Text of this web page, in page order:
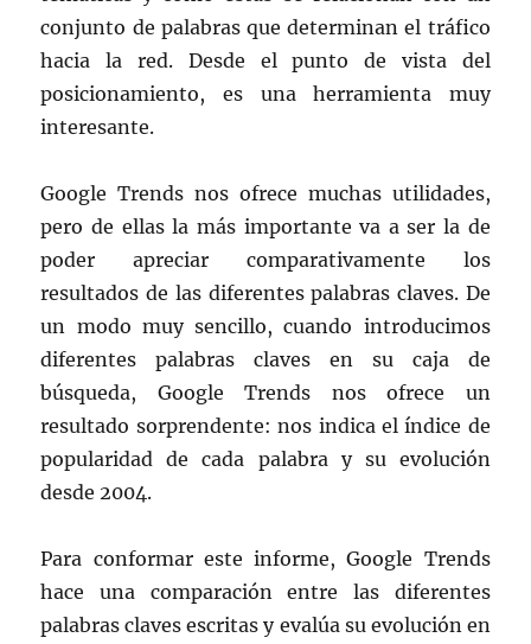
conjunto de palabras que determinan el tráfico
hacia la red. Desde el punto de vista del
posicionamiento, es una herramienta muy
interesante.
Google Trends nos ofrece muchas utilidades,
pero de ellas la más importante va a ser la de
poder apreciar comparativamente los
resultados de las diferentes palabras claves. De
un modo muy sencillo, cuando introducimos
diferentes palabras claves en su caja de
búsqueda, Google Trends nos ofrece un
resultado sorprendente: nos indica el índice de
popularidad de cada palabra y su evolución
desde 2004.
Para conformar este informe, Google Trends
hace una comparación entre las diferentes
palabras claves escritas y evalúa su evolución en